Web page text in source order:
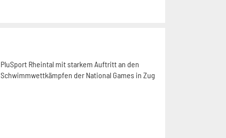
PluSport Rheintal mit starkem Auftritt an den
Schwimmwettkämpfen der National Games in Zug